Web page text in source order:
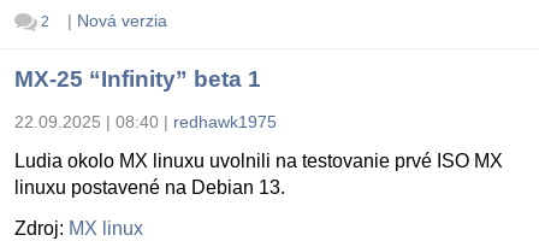
2 | Nová verzia
MX-25 “Infinity” beta 1
22.09.2025 | 08:40 | redhawk1975
Ludia okolo MX linuxu uvolnili na testovanie prvé ISO MX
linuxu postavené na Debian 13.
Zdroj: MX linux